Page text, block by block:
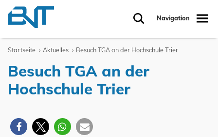
Zum Inhalt springen Navigation
Startseite Aktuelles Besuch TGA an der Hochschule Trier
Besuch TGA an der
Hochschule Trier